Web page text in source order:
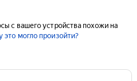
с вашего устройства похожи на
это могло произойти?